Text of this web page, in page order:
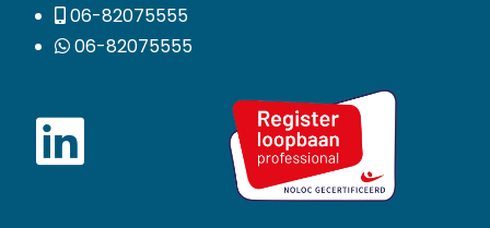
06-82075555
06-82075555